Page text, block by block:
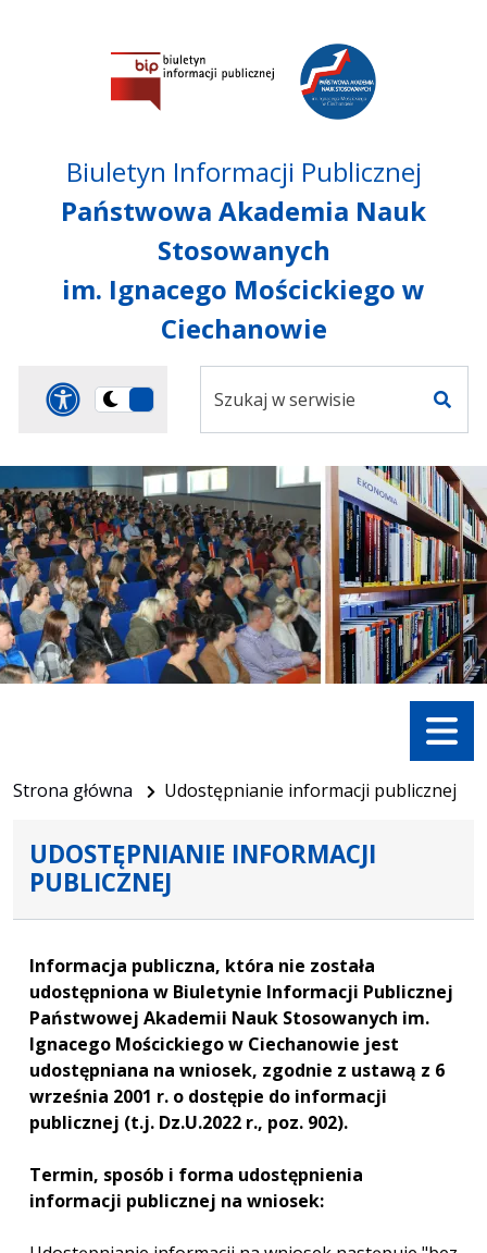
głównego menu
Przejdź do treści
Przejdź do mapy
serwisu
Biuletyn Informacji Publicznej
Państwowa Akademia Nauk
Stosowanych
im. Ignacego Mościckiego w
Ciechanowie
Panel dostosowania
Przełącz
ciemną
serwisie
Menu
Strona główna Udostępnianie informacji publicznej
UDOSTĘPNIANIE INFORMACJI
PUBLICZNEJ
Informacja publiczna, która nie została
udostępniona w Biuletynie Informacji Publicznej
Państwowej Akademii Nauk Stosowanych im.
Ignacego Mościckiego w Ciechanowie jest
udostępniana na wniosek, zgodnie z ustawą z 6
września 2001 r. o dostępie do informacji
publicznej (t.j. Dz.U.2022 r., poz. 902).
Termin, sposób i forma udostępnienia
informacji publicznej na wniosek: